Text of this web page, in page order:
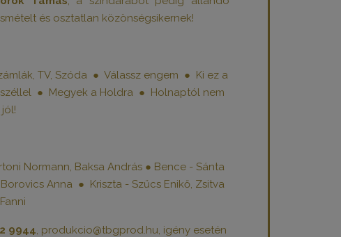
és osztatlan közönségsikernek!
TV, Szóda ● Válassz engem ● Ki ez a
● Megyek a Holdra ● Holnaptól nem
Normann, Baksa András ● Bence - Sánta
Anna ● Kriszta - Szűcs Enikő, Zsitva
9944, produkcio@tbgprod.hu, igény esetén